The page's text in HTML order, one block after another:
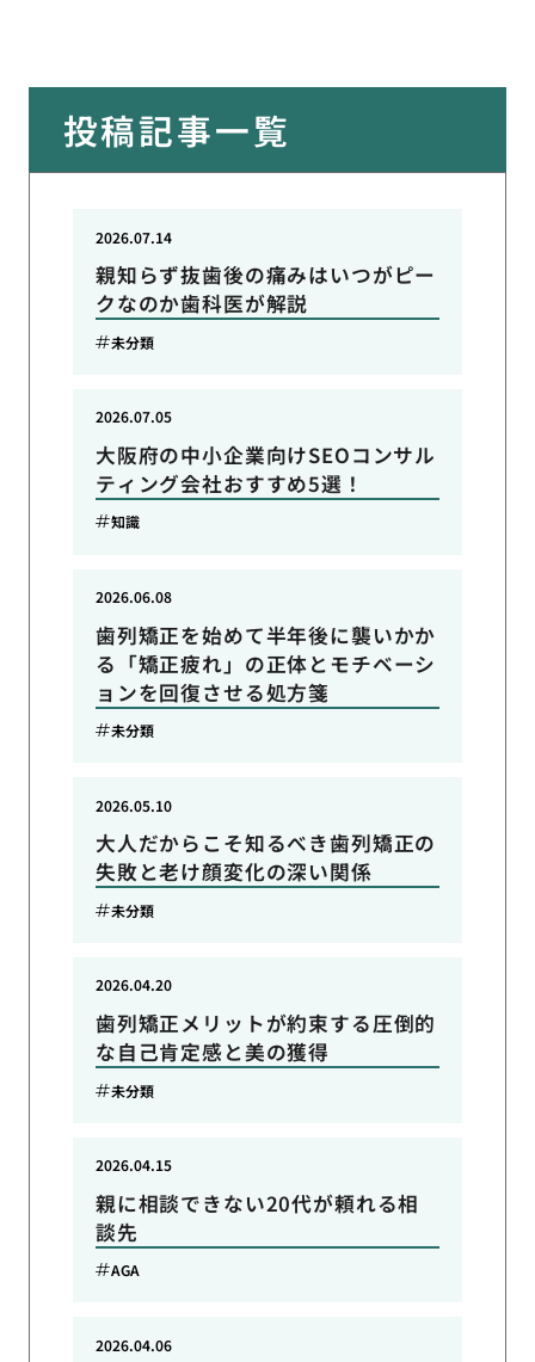
投稿記事一覧
親知らず抜歯後の痛みはいつがピー
クなのか歯科医が解説
2026.07.14
未分類
大阪府の中小企業向けSEOコンサル
ティング会社おすすめ5選！
2026.07.05
知識
歯列矯正を始めて半年後に襲いかか
る「矯正疲れ」の正体とモチベーシ
ョンを回復させる処方箋
2026.06.08
未分類
大人だからこそ知るべき歯列矯正の
失敗と老け顔変化の深い関係
2026.05.10
未分類
歯列矯正メリットが約束する圧倒的
な自己肯定感と美の獲得
2026.04.20
未分類
親に相談できない20代が頼れる相
談先
2026.04.15
AGA
2026.04.06